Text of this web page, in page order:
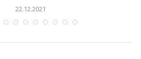
22.12.2021